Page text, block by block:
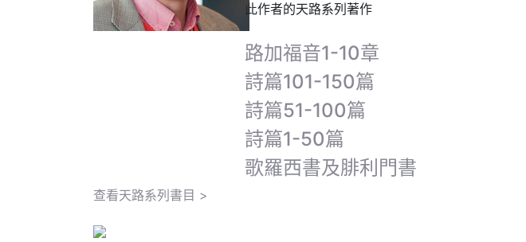
此作者的天路系列著作
路加福音1-10章
詩篇101-150篇
詩篇51-100篇
詩篇1-50篇
歌羅西書及腓利門書
查看天路系列書目 >